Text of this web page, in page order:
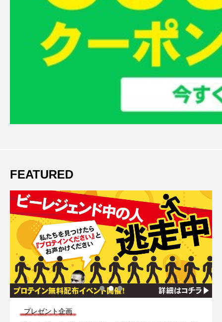
FEATURED
キャンペーン